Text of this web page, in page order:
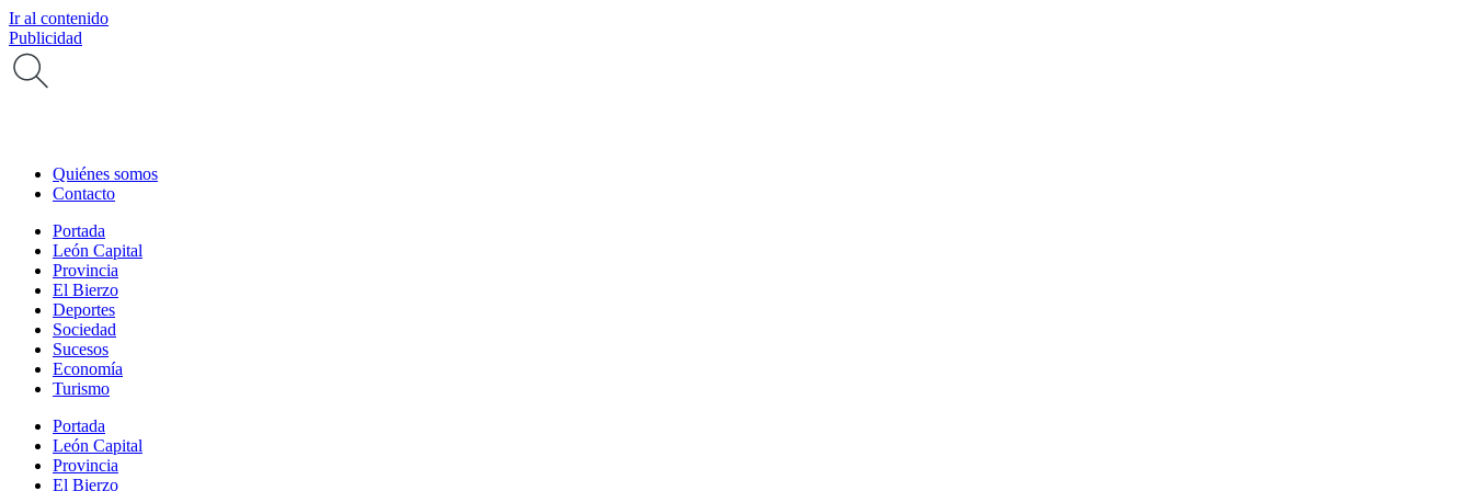
Ir al contenido
Publicidad
Quiénes somos
Contacto
Portada
León Capital
Provincia
El Bierzo
Deportes
Sociedad
Sucesos
Economía
Turismo
Portada
León Capital
Provincia
El Bierzo